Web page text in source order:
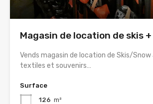
Magasin de location de skis
Vends magasin de location de Skis/Snow
textiles et souvenirs…
Surface
126 m²